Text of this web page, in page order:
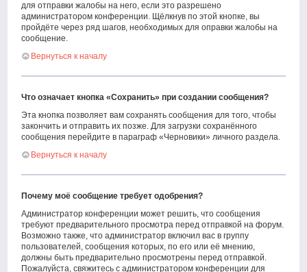
для отправки жалобы на него, если это разрешено
администратором конференции. Щёлкнув по этой кнопке, вы
пройдёте через ряд шагов, необходимых для оправки жалобы на
сообщение.
Вернуться к началу
Что означает кнопка «Сохранить» при создании сообщения?
Эта кнопка позволяет вам сохранять сообщения для того, чтобы
закончить и отправить их позже. Для загрузки сохранённого
сообщения перейдите в параграф «Черновики» личного раздела.
Вернуться к началу
Почему моё сообщение требует одобрения?
Администратор конференции может решить, что сообщения
требуют предварительного просмотра перед отправкой на форум.
Возможно также, что администратор включил вас в группу
пользователей, сообщения которых, по его или её мнению,
должны быть предварительно просмотрены перед отправкой.
Пожалуйста, свяжитесь с администратором конференции для